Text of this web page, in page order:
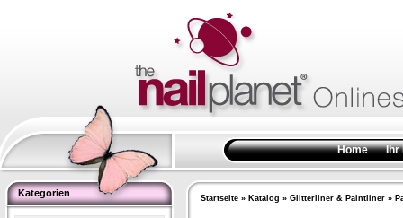
Home Ihr
Kategorien Startseite » Katalog » Glitterliner & Paintliner »